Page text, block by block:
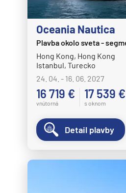
Oceania Nautica
Plavba okolo sveta -
Hong Kong, Hong Kong
Istanbul, Turecko
24. 04. - 16. 06. 2027
16 719 €
vnútorná
17 539 €
s oknom
Detail plavby